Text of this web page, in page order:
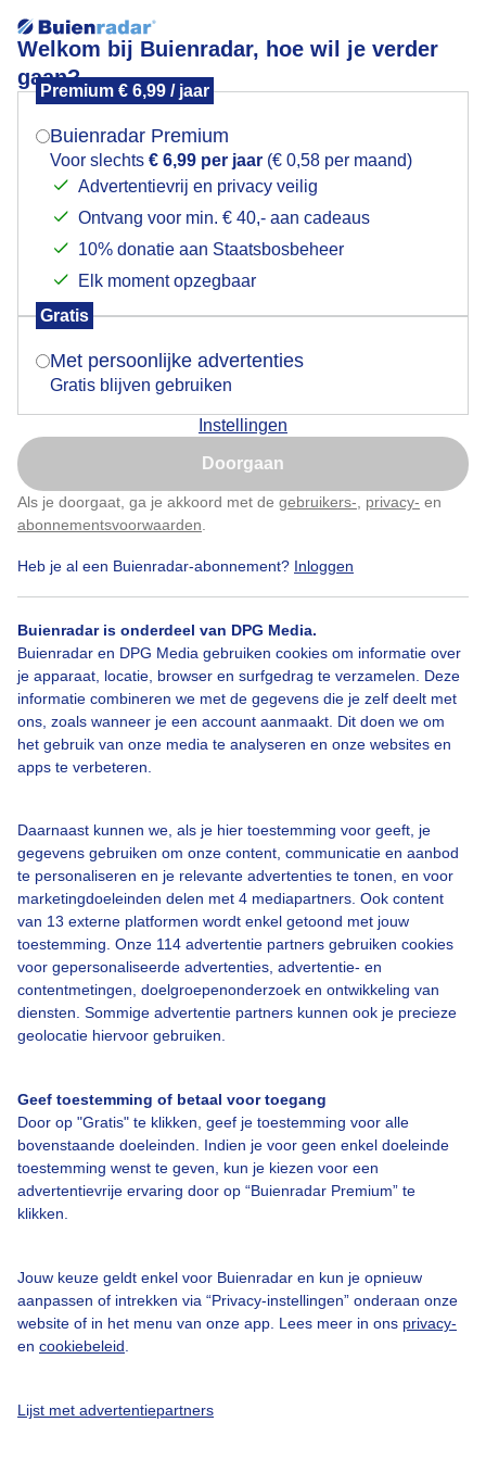
Welkom bij Buienradar, hoe wil je verder
gaan?
Premium € 6,99 / jaar
Buienradar Premium
Voor slechts € 6,99 per jaar (€ 0,58 per maand)
Advertentievrij en privacy veilig
Ontvang voor min. € 40,- aan cadeaus
10% donatie aan Staatsbosbeheer
Elk moment opzegbaar
Gratis
Met persoonlijke advertenties
Gratis blijven gebruiken
Instellingen
Doorgaan
Als je doorgaat, ga je akkoord met de gebruikers- privacy- en
abonnementsvoorwaarden
Heb je al een Buienradar-abonnement? Inloggen
Buienradar is onderdeel van DPG Media.
Buienradar en DPG Media gebruiken cookies om informatie over
je apparaat, locatie, browser en surfgedrag te verzamelen. Deze
informatie combineren we met de gegevens die je zelf deelt met
ons, zoals wanneer je een account aanmaakt. Dit doen we om
het gebruik van onze media te analyseren en onze websites en
apps te verbeteren.
Daarnaast kunnen we, als je hier toestemming voor geeft, je
gegevens gebruiken om onze content, communicatie en aanbod
te personaliseren en je relevante advertenties te tonen, en voor
marketingdoeleinden delen met 4 mediapartners. Ook content
van 13 externe platformen wordt enkel getoond met jouw
toestemming. Onze 114 advertentie partners gebruiken cookies
voor gepersonaliseerde advertenties, advertentie- en
contentmetingen, doelgroepenonderzoek en ontwikkeling van
diensten. Sommige advertentie partners kunnen ook je precieze
geolocatie hiervoor gebruiken.
Geef toestemming of betaal voor toegang
Door op "Gratis" te klikken, geef je toestemming voor alle
bovenstaande doeleinden. Indien je voor geen enkel doeleinde
toestemming wenst te geven, kun je kiezen voor een
advertentievrije ervaring door op “Buienradar Premium” te
klikken.
Jouw keuze geldt enkel voor Buienradar en kun je opnieuw
aanpassen of intrekken via “Privacy-instellingen” onderaan onze
website of in het menu van onze app. Lees meer in ons privacy-
en cookiebeleid
Lijst met advertentiepartners
Nog eventjes droog.
Door: René Gemaakt: 15-05-2026, 96x bekeken
Over Buienradar
Bedrijfsgegevens
Veelgestelde vragen
Toegankelijkheid
Gebruikersvoorwaarden
Adverteren
Buienradar Team
Cookie beleid
Privacy instellingen
Gratis weerdata
@BuienradarNL
Mogen we je locatie gebruiken voor het
Indien je hier nog geen akkoord op hebt gegeven,
verschijnt er zo een pop-up uit je browser waarin
Is goed, toon de popup
Nu niet, misschien later
Klik hierom dit aan te passen